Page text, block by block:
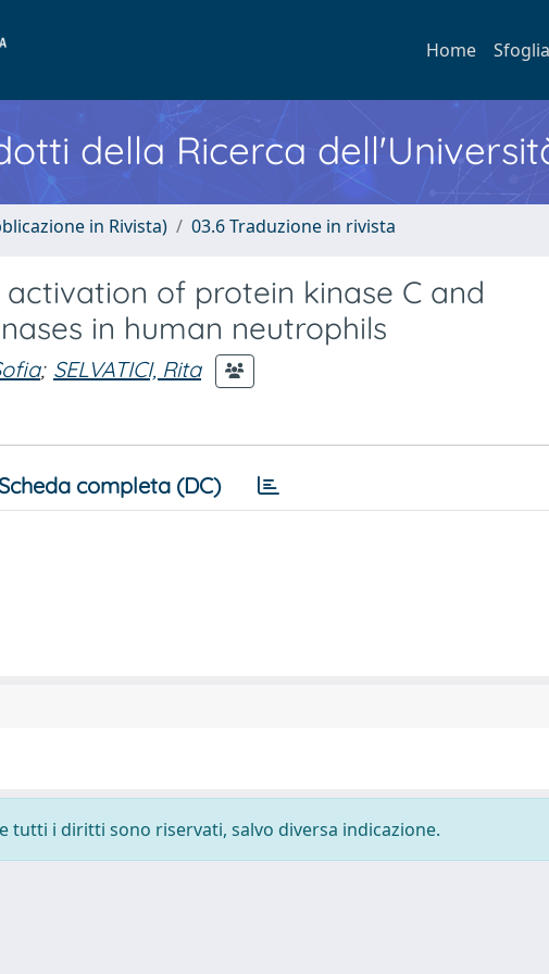
Home Sfoglia
della Ricerca
in Rivista) 03.6 Traduzione in rivista
of protein kinase C and
in human neutrophils
; SELVATICI, Rita
completa (DC)
tutti i diritti sono riservati, salvo diversa indicazione.